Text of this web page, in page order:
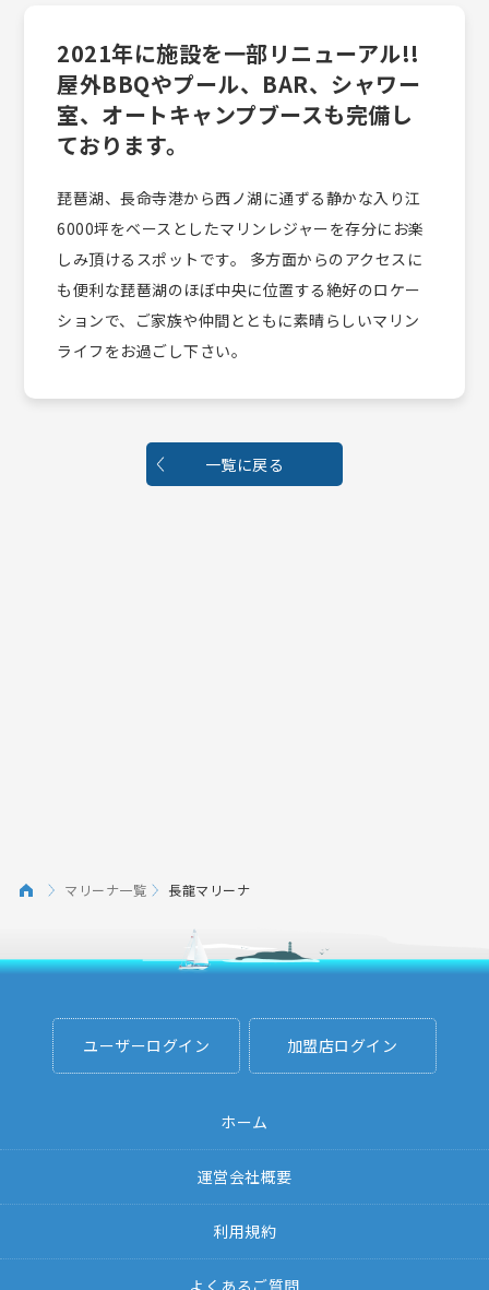
2021年に施設を一部リニューアル!!
屋外BBQやプール、BAR、シャワー
室、オートキャンプブースも完備し
ております。
琵琶湖、長命寺港から西ノ湖に通ずる静かな入り江
6000坪をベースとしたマリンレジャーを存分にお楽
しみ頂けるスポットです。 多方面からのアクセスに
も便利な琵琶湖のほぼ中央に位置する絶好のロケー
ションで、ご家族や仲間とともに素晴らしいマリン
ライフをお過ごし下さい。
一覧に戻る
マリーナ一覧 長龍マリーナ
ユーザーログイン 加盟店ログイン
ホーム
運営会社概要
利用規約